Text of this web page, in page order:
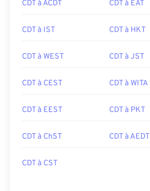
CDT à ACDT CDT à EAT
CDT à IST CDT à HKT
CDT à WEST CDT à JST
CDT à CEST CDT à WITA
CDT à EEST CDT à PKT
CDT à ChST CDT à AEDT
CDT à CST